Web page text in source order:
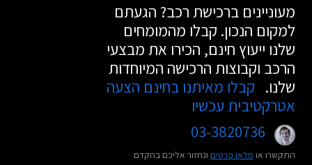
מעוניינים ברכישת רכב? הגעתם
למקום הנכון. קבלו מהמומחים
שלנו ייעוץ חינם, הכירו את מבצעי
הרכב וקבוצות הרכישה המיוחדות
שלנו. קבלו מאיתנו בחינם הצעה
אטרקטיבית עכשיו
03-3820736
התקשרו או מלאו פרטים ונחזור אליכם בהקדם